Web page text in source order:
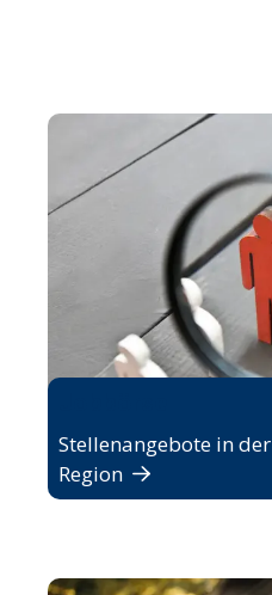
Stellenangebote in der
Region